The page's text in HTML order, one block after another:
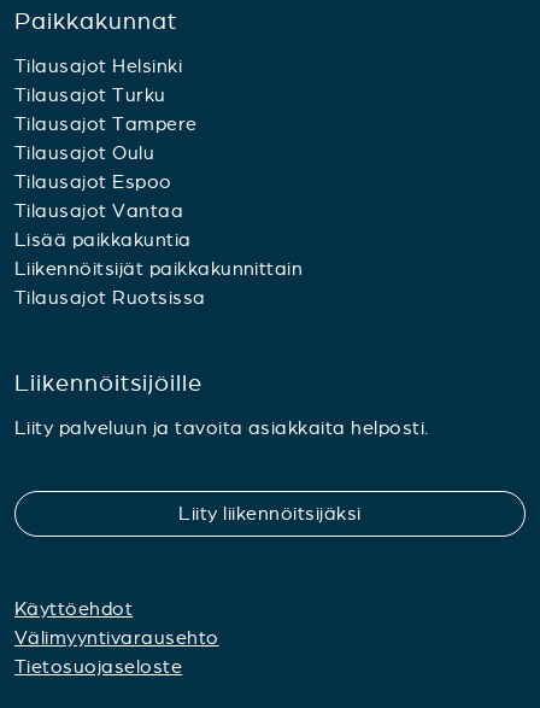
Paikkakunnat
Tilausajot Helsinki
Tilausajot Turku
Tilausajot Tampere
Tilausajot Oulu
Tilausajot Espoo
Tilausajot Vantaa
Lisää paikkakuntia
Liikennöitsijät paikkakunnittain
Tilausajot Ruotsissa
Liikennöitsijöille
Liity palveluun ja tavoita asiakkaita helposti.
Liity liikennöitsijäksi
Käyttöehdot
Välimyyntivarausehto
Tietosuojaseloste